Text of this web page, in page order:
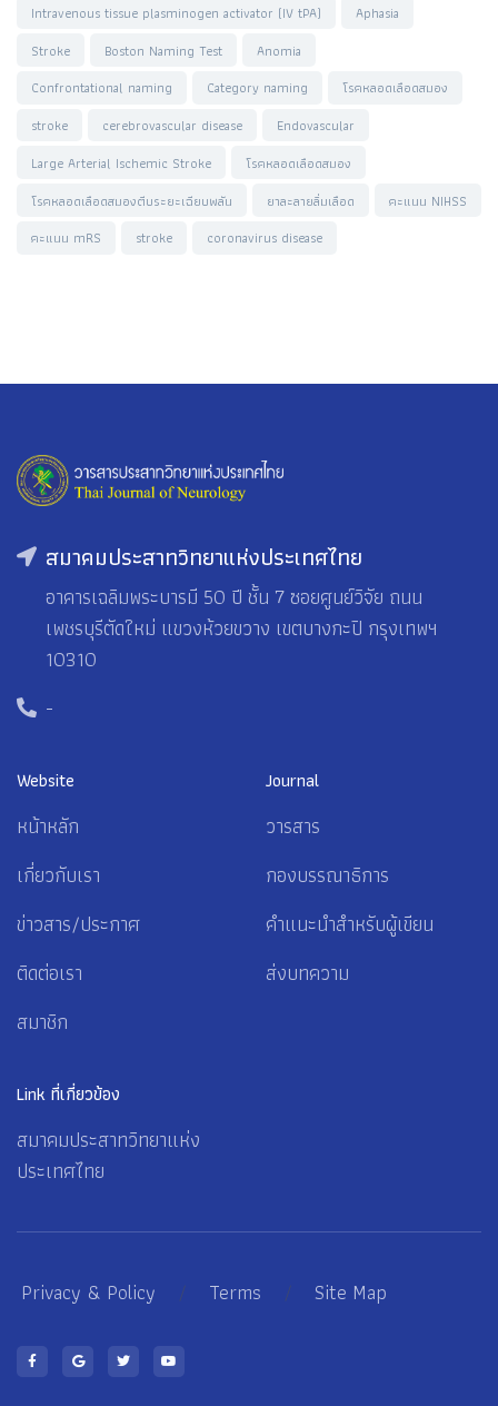
Intravenous tissue plasminogen activator (IV tPA)
Aphasia
Stroke
Boston Naming Test
Anomia
Confrontational naming
Category naming
โรคหลอดเลือดสมอง
stroke
cerebrovascular disease
Endovascular
Large Arterial Ischemic Stroke
โรคหลอดเลือดสมอง
โรคหลอดเลือดสมองตีบระยะเฉียบพลัน
ยาละลายลิ่มเลือด
คะแนน NIHSS
คะแนน mRS
stroke coronavirus disease
สมาคมประสาทวิทยาแห่งประเทศไทย
อาคารเฉลิมพระบารมี 50 ปี ชั้น 7 ซอยศูนย์วิจัย ถนน
เพชรบุรีตัดใหม่ แขวงห้วยขวาง เขตบางกะปิ กรุงเทพฯ
10310
-
Website
หน้าหลัก
เกี่ยวกับเรา
ข่าวสาร/ประกาศ
ติดต่อเรา
สมาชิก
Journal
วารสาร
กองบรรณาธิการ
คำแนะนำสำหรับผู้เขียน
ส่งบทความ
Link ที่เกี่ยวข้อง
สมาคมประสาทวิทยาแห่ง
ประเทศไทย
Privacy & Policy / Terms / Site Map